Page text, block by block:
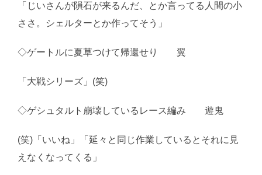
「じいさんが隕石が来るんだ、とか言ってる人間の小
ささ。シェルターとか作ってそう」
◇ゲートルに夏草つけて帰還せり 翼
「大戦シリーズ」(笑)
◇ゲシュタルト崩壊しているレース編み 遊鬼
(笑)「いいね」「延々と同じ作業しているとそれに見
えなくなってくる」